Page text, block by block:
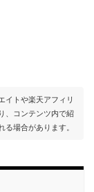
イトや楽天アフィリ
、コンテンツ内で紹
場合があります。